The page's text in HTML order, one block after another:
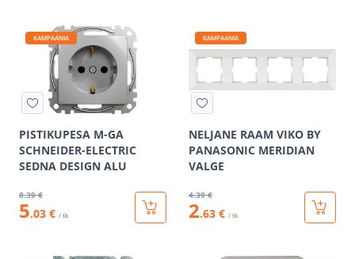
KAMPAANIA
PISTIKUPESA M-GA
SCHNEIDER-ELECTRIC
SEDNA DESIGN ALU
8.39 €
5.03 € / tk
KAMPAANIA
NELJANE RAAM VIKO BY
PANASONIC MERIDIAN
VALGE
4.39 €
2.63 € / tk